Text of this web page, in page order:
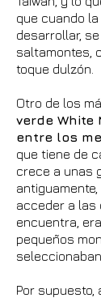
que cuando
desarrollar,
saltamontes,
toque dulzón.
Otro de los
verde White
entre los
que tiene de
crece a unas
acceder a las
encuentra,
pequeños
Por supuesto,